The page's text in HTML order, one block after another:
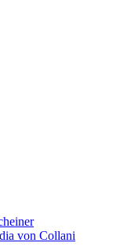
von Collani